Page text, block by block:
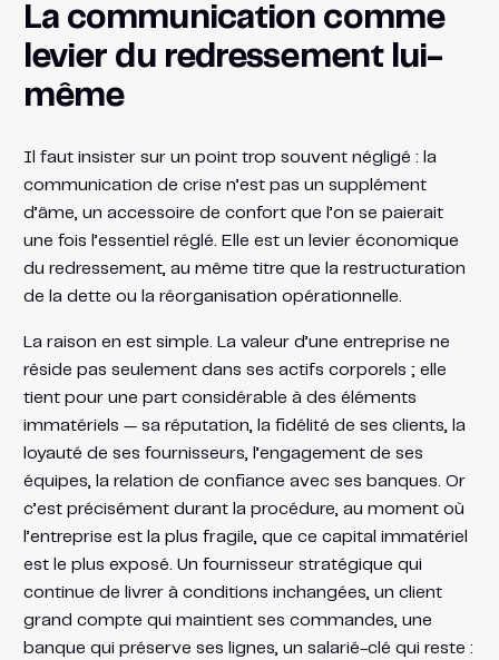
La communication comme
levier du redressement lui-
même
Il faut insister sur un point trop souvent négligé : la
communication de crise n’est pas un supplément
d’âme, un accessoire de confort que l’on se paierait
une fois l’essentiel réglé. Elle est un levier économique
du redressement, au même titre que la restructuration
de la dette ou la réorganisation opérationnelle.
La raison en est simple. La valeur d’une entreprise ne
réside pas seulement dans ses actifs corporels ; elle
tient pour une part considérable à des éléments
immatériels — sa réputation, la fidélité de ses clients, la
loyauté de ses fournisseurs, l’engagement de ses
équipes, la relation de confiance avec ses banques. Or
c’est précisément durant la procédure, au moment où
l’entreprise est la plus fragile, que ce capital immatériel
est le plus exposé. Un fournisseur stratégique qui
continue de livrer à conditions inchangées, un client
grand compte qui maintient ses commandes, une
banque qui préserve ses lignes, un salarié-clé qui reste :